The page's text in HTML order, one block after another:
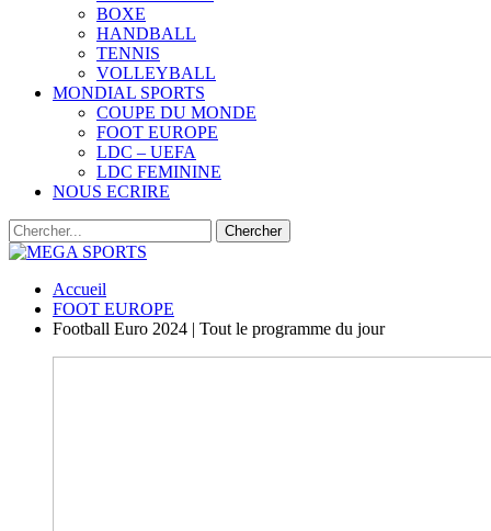
BOXE
HANDBALL
TENNIS
VOLLEYBALL
MONDIAL SPORTS
COUPE DU MONDE
FOOT EUROPE
LDC – UEFA
LDC FEMININE
NOUS ECRIRE
Accueil
FOOT EUROPE
Football Euro 2024 | Tout le programme du jour